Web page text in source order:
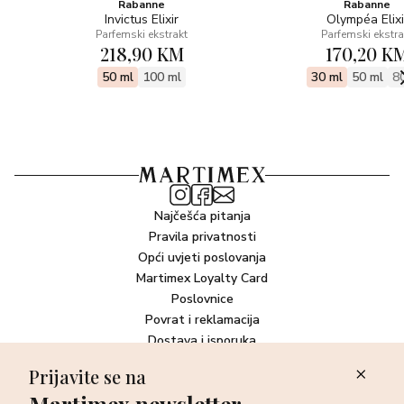
Rabanne
Invictus Elixir
Parfemski ekstrakt
218,90 KM
50 ml 100 ml
Rabanne
Olympéa
Parfemski
170,20
30 ml 50 ml
Najčešća pitanja
Pravila privatnosti
Opći uvjeti poslovanja
Martimex Loyalty Card
Poslovnice
Povrat i reklamacija
Dostava i isporuka
Prijavite se na